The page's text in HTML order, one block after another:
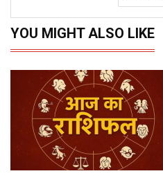
YOU MIGHT ALSO LIKE